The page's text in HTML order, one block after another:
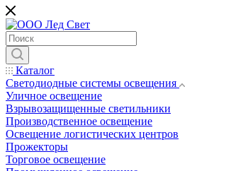
Каталог
Светодиодные системы освещения
Уличное освещение
Взрывозащищенные светильники
Производственное освещение
Освещение логистических центров
Прожекторы
Торговое освещение